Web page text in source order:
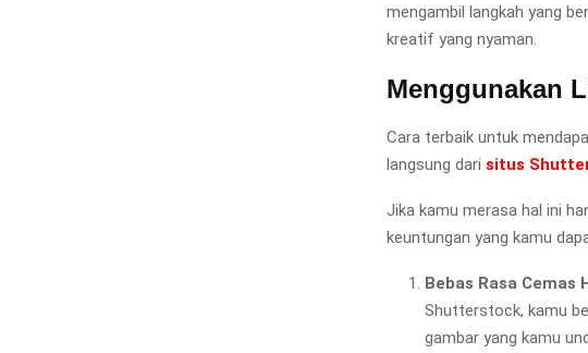
mengambil langkah yang
kreatif yang nyaman.
Menggunakan
Cara terbaik untuk
langsung dari situs
Jika kamu merasa hal ini
keuntungan yang kamu
Bebas Rasa Cemas
Shutterstock, kamu
gambar yang kamu